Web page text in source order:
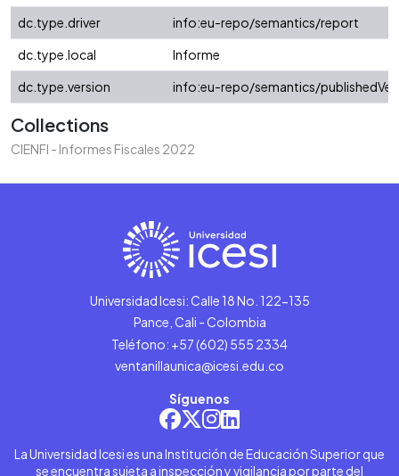
dc.type.driver
info:eu-repo/semantics/report
dc.type.local
Informe
dc.type.version
info:eu-repo/semantics/
Collections
CIENFI - Informes Fiscales 2022
Universidad Icesi: Calle 18 No. 122-135
Pance, Cali - Colombia
Teléfono: +57 (602) 555 2334
ventanillaunica@icesi.edu.co
Síguenos
La Universidad Icesi es una Institución de Educación Superior que
se encuentra sujeta a inspección y vigilancia por parte del